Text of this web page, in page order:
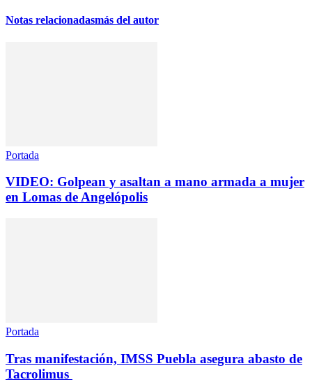
Notas relacionadasmás del autor
Portada
VIDEO: Golpean y asaltan a mano armada a mujer
en Lomas de Angelópolis
Portada
Tras manifestación, IMSS Puebla asegura abasto de
Tacrolimus